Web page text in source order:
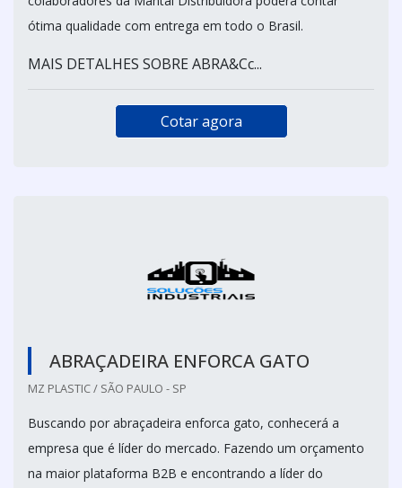
ótima qualidade com entrega em todo o Brasil.
MAIS DETALHES SOBRE ABRA&Cc...
Cotar agora
ABRAÇADEIRA ENFORCA GATO
MZ PLASTIC / SÃO PAULO - SP
Buscando por abraçadeira enforca gato, conhecerá a
empresa que é líder do mercado. Fazendo um orçamento
na maior plataforma B2B e encontrando a líder do